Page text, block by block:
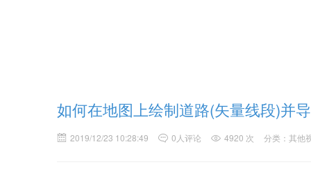
如何在地图上绘制道路(矢量线段)并
2019/12/23 10:28:49 0人评论 4920 次 分类：其他